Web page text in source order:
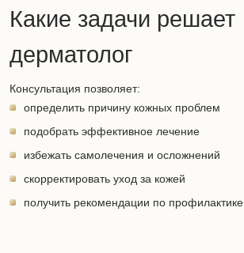
Какие задачи решает
дерматолог
Консультация позволяет:
определить причину кожных проблем
подобрать эффективное лечение
избежать самолечения и осложнений
скорректировать уход за кожей
получить рекомендации по профилактике